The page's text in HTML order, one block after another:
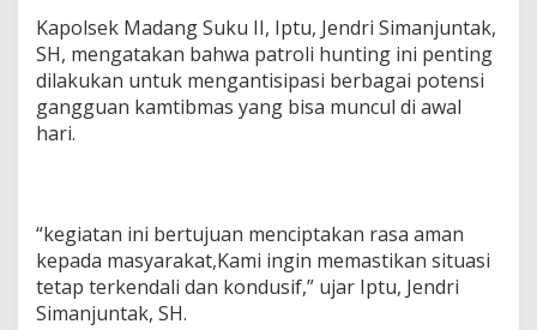
u
n
t
n
g
D
i
J
Kapolsek Madang Suku II, Iptu, Jendri Simanjuntak,
SH, mengatakan bahwa patroli hunting ini penting
dilakukan untuk mengantisipasi berbagai potensi
gangguan kamtibmas yang bisa muncul di awal
hari.
“kegiatan ini bertujuan menciptakan rasa aman
kepada masyarakat,Kami ingin memastikan situasi
tetap terkendali dan kondusif,” ujar Iptu, Jendri
Simanjuntak, SH.